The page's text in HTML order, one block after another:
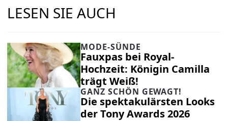
LESEN SIE AUCH
MODE-SÜNDE
Fauxpas bei Royal-
Hochzeit: Königin Camilla
trägt Weiß!
GANZ SCHÖN GEWAGT!
Die spektakulärsten Looks
der Tony Awards 2026